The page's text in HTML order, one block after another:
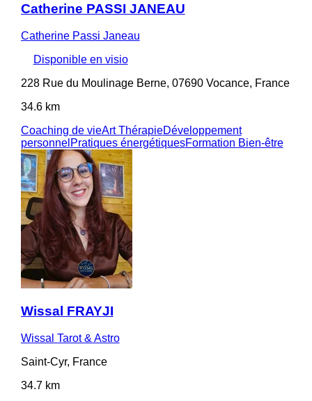
Catherine PASSI JANEAU
Catherine Passi Janeau
Disponible en visio
228 Rue du Moulinage Berne, 07690 Vocance, France
34.6 km
Coaching de vieArt ThérapieDéveloppement
personnel Pratiques énergétiquesFormation Bien-être
Wissal FRAYJI
Wissal Tarot & Astro
Saint-Cyr, France
34.7 km